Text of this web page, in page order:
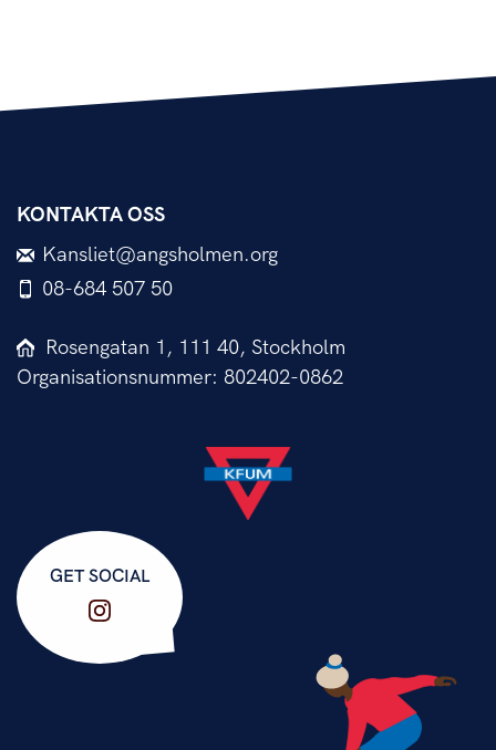
KONTAKTA OSS
Kansliet@angsholmen.org
08-684 507 50
Rosengatan 1, 111 40, Stockholm
Organisationsnummer: 802402-0862
GET SOCIAL